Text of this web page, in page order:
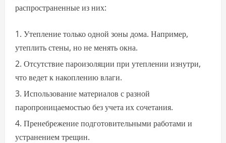
распространенные из них:
Утепление только одной зоны дома. Например,
утеплить стены, но не менять окна.
Отсутствие пароизоляции при утеплении изнутри,
что ведет к накоплению влаги.
Использование материалов с разной
паропроницаемостью без учета их сочетания.
Пренебрежение подготовительными работами и
устранением трещин.